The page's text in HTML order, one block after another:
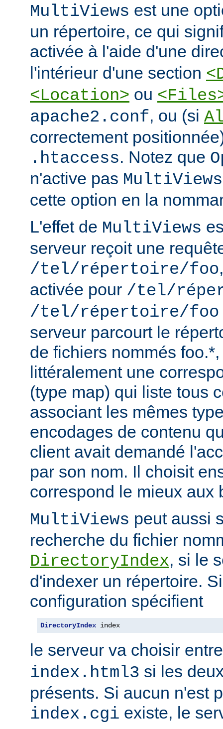
MultiViews est une
un répertoire, ce qui
activée à l'aide d'une
l'intérieur d'une section
<Location> ou
apache2.conf, ou (si
correctement
.htaccess. Notez que
n'active pas MultiViews
cette option en la
L'effet de MultiViews
serveur reçoit une
/tel/répertoire/foo
activée pour /tel/
/tel/répertoire/foo
serveur parcourt le
de fichiers nommés
littéralement une
(type map) qui liste tous
associant les mêmes
encodages de contenu
client avait demandé
par son nom. Il choisit
correspond le mieux aux
MultiViews peut aussi
recherche du fichier
DirectoryIndex, si le
d'indexer un répertoire.
configuration spécifient
DirectoryIndex index
le serveur va choisir
index.html3 si les
présents. Si aucun n'est
index.cgi existe, le